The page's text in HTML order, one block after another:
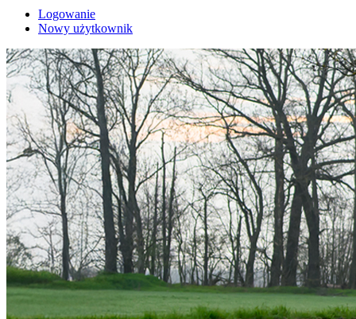
Logowanie
Nowy użytkownik